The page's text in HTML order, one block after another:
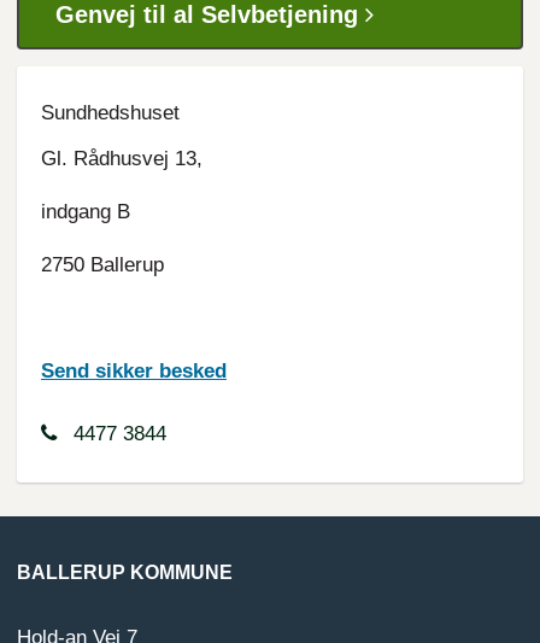
Genvej til al Selvbetjening
Sundhedshuset
Gl. Rådhusvej 13,
indgang B
2750 Ballerup
Send sikker besked
4477 3844
BALLERUP KOMMUNE
Hold-an Vej 7